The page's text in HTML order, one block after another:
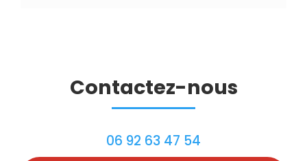
Contactez-nous
06 92 63 47 54